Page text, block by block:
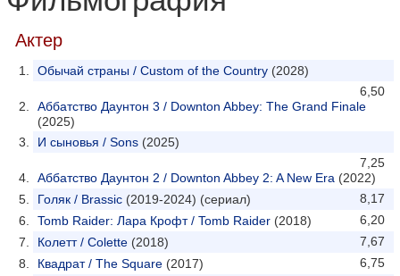
Актер
Обычай страны / Custom of the Country (2028)
6,50
Аббатство Даунтон 3 / Downton Abbey: The Grand Finale
(2025)
И сыновья / Sons (2025)
7,25
Аббатство Даунтон 2 / Downton Abbey 2: A New Era (2022)
8,17
Голяк / Brassic (2019-2024) (сериал)
6,20
Tomb Raider: Лара Крофт / Tomb Raider (2018)
7,67
Колетт / Colette (2018)
6,75
Квадрат / The Square (2017)